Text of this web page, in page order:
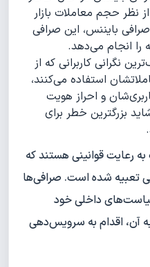
نظر حجم معاملات بازار
بایننس، این صرافی
نگرانی کاربرانی که از
استفاده می‌کنند،
و احراز هویت
بزرگترین خطر برای
رعایت قوانینی هستند که
تعبیه‌ شده است. صرافی‌ها
داخلی خود
به آن، اقدام به سرویس‌دهی